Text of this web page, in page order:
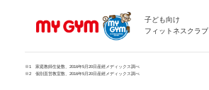
子ども向け
フィットネスクラブ
※1 家庭教師生徒数、2016年5月20日産經メディックス調べ
※2 個別直営教室数、2016年5月20日産經メディックス調べ